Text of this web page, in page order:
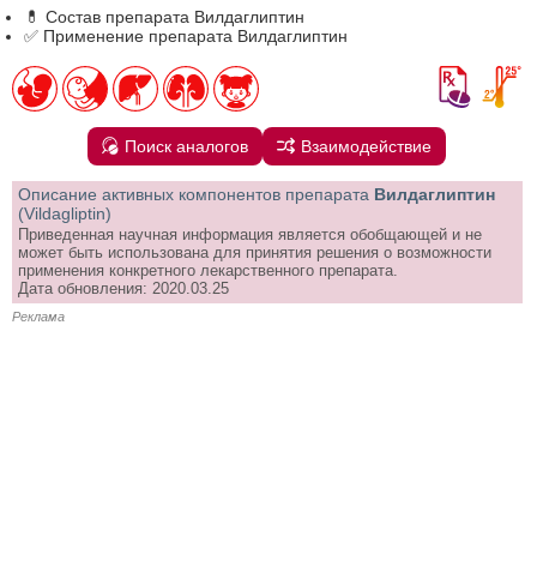
💊 Состав препарата Вилдаглиптин
✅ Применение препарата Вилдаглиптин
Поиск аналогов Взаимодействие
Описание активных компонентов препарата Вилдаглиптин
(Vildagliptin)
Приведенная научная информация является обобщающей и не
может быть использована для принятия решения о возможности
применения конкретного лекарственного препарата.
Дата обновления: 2020.03.25
Реклама